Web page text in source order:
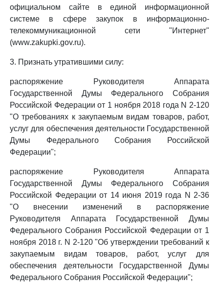
официальном сайте в единой информационной
системе в сфере закупок в информационно-
телекоммуникационной сети "Интернет"
(www.zakupki.gov.ru).
3. Признать утратившими силу:
распоряжение Руководителя Аппарата
Государственной Думы Федерального Собрания
Российской Федерации от 1 ноября 2018 года N 2-120
"О требованиях к закупаемым видам товаров, работ,
услуг для обеспечения деятельности Государственной
Думы Федерального Собрания Российской
Федерации";
распоряжение Руководителя Аппарата
Государственной Думы Федерального Собрания
Российской Федерации от 14 июня 2019 года N 2-36
"О внесении изменений в распоряжение
Руководителя Аппарата Государственной Думы
Федерального Собрания Российской Федерации от 1
ноября 2018 г. N 2-120 "Об утверждении требований к
закупаемым видам товаров, работ, услуг для
обеспечения деятельности Государственной Думы
Федерального Собрания Российской Федерации";